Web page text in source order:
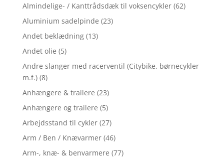
Almindelige- / Kanttrådsdæk til voksencykler (62)
Aluminium sadelpinde (23)
Andet beklædning (13)
Andet olie (5)
Andre slanger med racerventil (Citybike, børnecykler
m.f.) (8)
Anhængere & trailere (23)
Anhængere og trailere (5)
Arbejdsstand til cykler (27)
Arm / Ben / Knævarmer (46)
Arm-, knæ- & benvarmere (77)